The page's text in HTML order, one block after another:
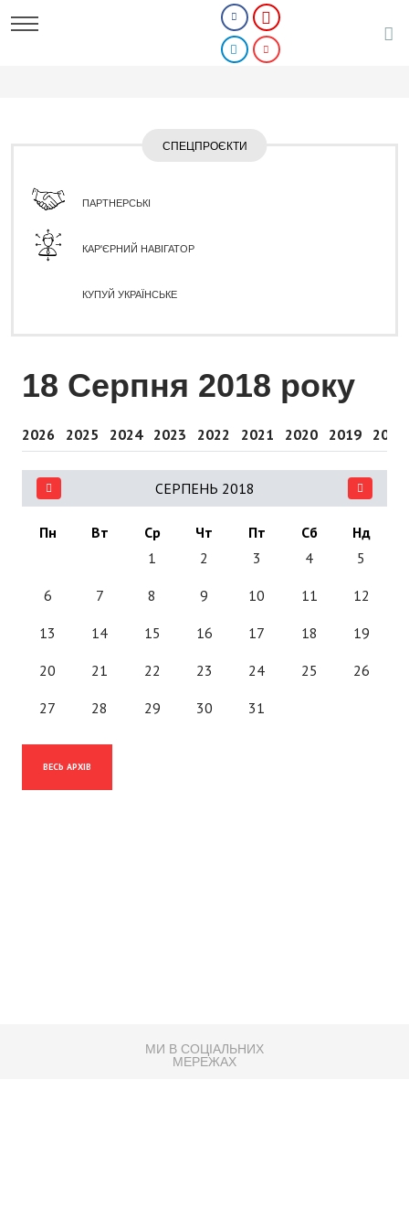
СПЕЦПРОЄКТИ
ПАРТНЕРСЬКІ
КАР'ЄРНИЙ НАВІГАТОР
КУПУЙ УКРАЇНСЬКЕ
18 Серпня 2018 року
2026 2025 2024 2023 2022 2021 2020 2019 2018
СЕРПЕНЬ 2018
Пн Вт Ср Чт Пт Сб
Нд
1
2 3 4 5
6 7 8 9 10 11 12
13 14 15 16 17 18 19
20 21 22 23 24 25 26
27 28 29 30 31
ВЕСЬ АРХІВ
МИ В СОЦІАЛЬНИХ
МЕРЕЖАХ